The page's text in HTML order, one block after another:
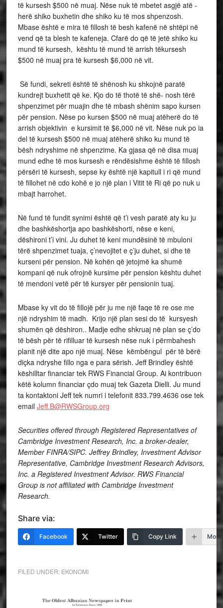
të kursesh $500 në muaj. Nëse nuk të mbetet asgjë atë -
herë shiko buxhetin dhe shiko ku të mos shpenzosh.
Mbase është e mira të fillosh të besh kafenë në shtëpi në
vend që ta blesh te kafeneja. Cfarë do që të jetë shiko ku
mund të kursesh, kështu të mund të arrish tëkursesh
$500 në muaj pra të kursesh $6,000 në vit.
Së fundi, sekreti është të shënosh ku shkojnë paratë
kundrejt buxhetit që ke. Kjo do të thotë të shë- nosh tërë
shpenzimet për muajin dhe të mbash shënim sapo kursen
për pension. Nëse po kursen $500 në muaj atëherë do të
arrish objektivin e kursimit të $6,000 në vit. Nëse nuk po ia
del të kursesh $500 në muaj atëherë shiko ku mund të
bësh ndryshime në shpenzime. Ka gjasa që në disa muaj
mund edhe të mos kursesh e rëndësishme është të fillosh
përsëri të kursesh, sepse ky është një kapitull i ri që mund
të fillohet në cdo kohë e jo një plan i Vitit të Ri që po nuk u
mbajt harrohet.
Në fund të fundit synimi është që t’i vesh paratë aty ku ju
dhe bashkëshortja apo bashkëshorti, nëse e keni,
dëshironi t’i vini. Ju duhet të keni mundësinë të mbuloni
tërë shpenzimet tuaja, ç’nevojitet e ç’ju duhet, si dhe të
kurseni për pension. Në kohën që jetojmë ka shumë
kompani që nuk ofrojnë kursime për pension kështu duhet
të mendoni vetë për të kursyer për pensionin tuaj.
Mbase ky vit do të fillojë për ju me një faqe të re ose me
një ndryshim të madh. Krijo një plan sesi do të kursyesh
shumën që dëshiron.. Madje edhe shkruaj në plan se ç’do
të bësh për të rifilluar të kursesh nëse nuk i përmbahesh
planit një dite apo një muaj. Nëse këmbëngul për të bërë
diçka ndryshe fillo nga e para sërish. Jeff Brindley është
këshilltar financiar tek RWS Financial Group. Ai kontribuon
këtë kolumn financiar çdo muaj tek Gazeta Dielli. Ju mund
ta kontaktoni Jeff tek numri i telefonit 833.799.4636 ose tek
email Jeff.B@RWSGroup.org
Securities offered through Registered Representatives of
Cambridge Investment Research, Inc. a broker-dealer,
Member FINRA/SIPC. Jeffrey Brindley, Investment Advisor
Representative, Cambridge Investment Research Advisors,
Inc. a Registered Investment Advisor. RWS Financial
Group is not affiliated with Cambridge Investment
Research.
Share via:
Facebook Twitter Copy Link More
FILED UNDER: EKONOMI